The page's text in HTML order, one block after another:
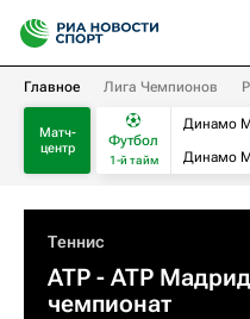
Главное Лига Чемпионов
Матч-
центр
Футбол
1-й тайм
Динамо
Динамо
Теннис
ATP - ATP
чемпионат